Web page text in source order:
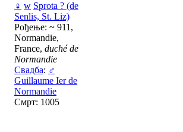
♀ w Sprota ? (de
Senlis, St. Liz)
Рођење: ~ 911,
Normandie,
France, duché de
Normandie
Свадба: ♂
Guillaume Ier de
Normandie
Смрт: 1005